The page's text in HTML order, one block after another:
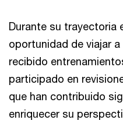
Durante su trayectoria
oportunidad de viajar
recibido
participado en
que han contribuido
enriquecer su